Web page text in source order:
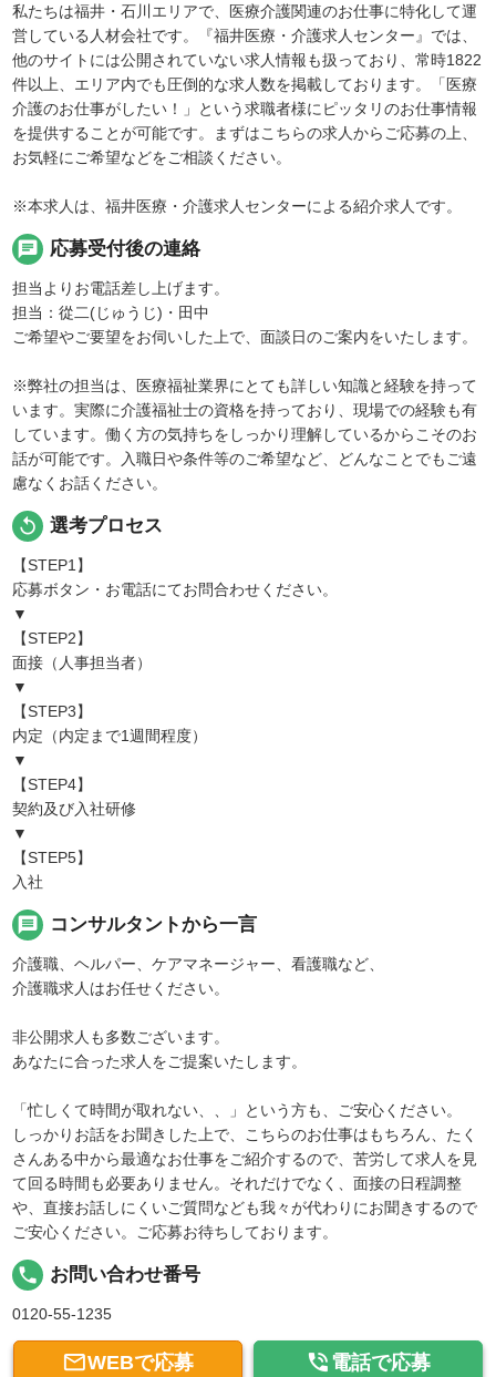
私たちは福井・石川エリアで、医療介護関連のお仕事に特化して運
営している人材会社です。『福井医療・介護求人センター』では、
他のサイトには公開されていない求人情報も扱っており、常時1822
件以上、エリア内でも圧倒的な求人数を掲載しております。「医療
介護のお仕事がしたい！」という求職者様にピッタリのお仕事情報
を提供することが可能です。まずはこちらの求人からご応募の上、
お気軽にご希望などをご相談ください。
※本求人は、福井医療・介護求人センターによる紹介求人です。
chat 応募受付後の連絡
担当よりお電話差し上げます。
担当：從二(じゅうじ)・田中
ご希望やご要望をお伺いした上で、面談日のご案内をいたします。
※弊社の担当は、医療福祉業界にとても詳しい知識と経験を持って
います。実際に介護福祉士の資格を持っており、現場での経験も有
しています。働く方の気持ちをしっかり理解しているからこそのお
話が可能です。入職日や条件等のご希望など、どんなことでもご遠
慮なくお話ください。
replay 選考プロセス
【STEP1】
応募ボタン・お電話にてお問合わせください。
▼
【STEP2】
面接（人事担当者）
▼
【STEP3】
内定（内定まで1週間程度）
▼
【STEP4】
契約及び入社研修
▼
【STEP5】
入社
message コンサルタントから一言
介護職、ヘルパー、ケアマネージャー、看護職など、
介護職求人はお任せください。
非公開求人も多数ございます。
あなたに合った求人をご提案いたします。
「忙しくて時間が取れない、、」という方も、ご安心ください。
しっかりお話をお聞きした上で、こちらのお仕事はもちろん、たく
さんある中から最適なお仕事をご紹介するので、苦労して求人を見
て回る時間も必要ありません。それだけでなく、面接の日程調整
や、直接お話しにくいご質問なども我々が代わりにお聞きするので
ご安心ください。ご応募お待ちしております。
local_phone お問い合わせ番号
0120-55-1235
WEBで応募  電話で応募